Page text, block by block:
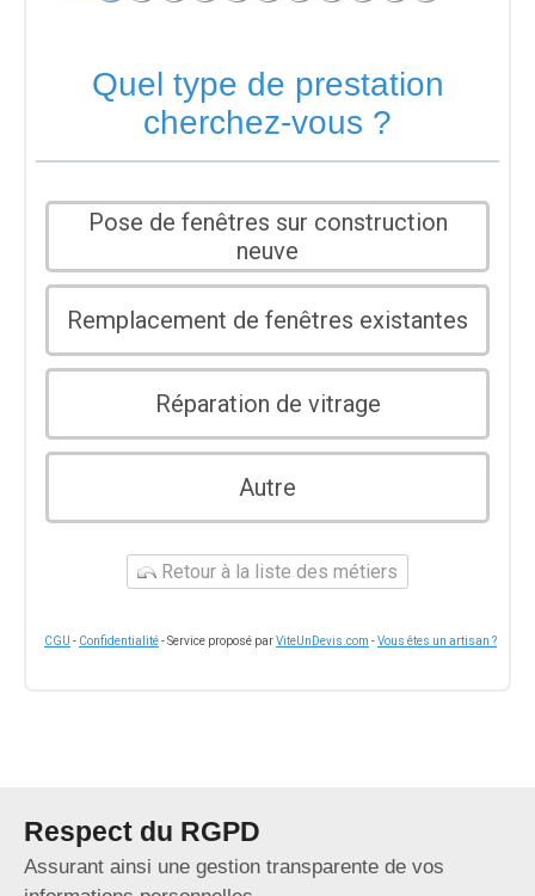
Quel type de prestation
cherchez-vous ?
Pose de fenêtres sur construction
neuve
Remplacement de fenêtres existantes
Réparation de vitrage
Autre
Retour à la liste des métiers
CGU - Confidentialité- Service proposé parViteUnDevis.com -Vous êtes un artisan ?
Respect du RGPD
Assurant ainsi une gestion transparente de vos